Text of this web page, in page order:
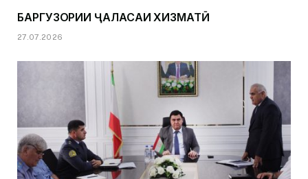
БАРГУЗОРИИ ҶАЛАСАИ ХИЗМАТӢ
27.07.2026